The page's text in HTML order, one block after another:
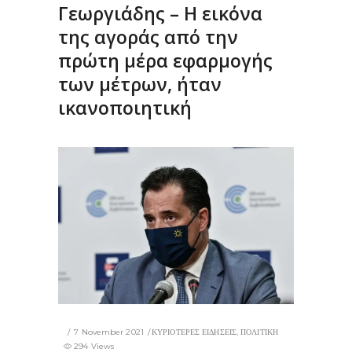
Γεωργιάδης – Η εικόνα
της αγοράς από την
πρώτη μέρα εφαρμογής
των μέτρων, ήταν
ικανοποιητική
7 November 2021 ΚΥΡΙΟΤΕΡΕΣ ΕΙΔΗΣΕΙΣ,ΠΟΛΙΤΙΚΗ
294 Views